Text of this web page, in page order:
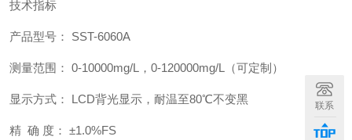
技术指标
产品型号： SST-6060A
测量范围： 0-10000mg/L，0-120000mg/L（可定制）
显示方式： LCD背光显示，耐温至80℃不变黑
精 确 度： ±1.0%FS
联系